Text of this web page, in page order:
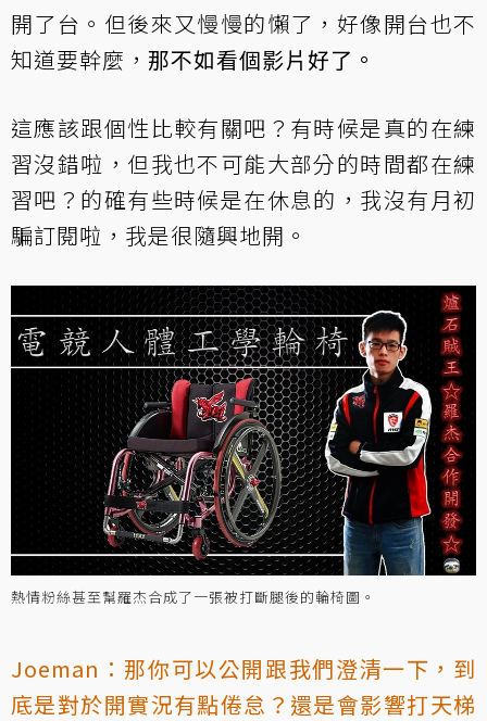
開了台。但後來又慢慢的懶了，好像開台也不
知道要幹麼， 那不如看個影片好了。
這應該跟個性比較有關吧？有時候是真的在練
習沒錯啦，但我也不可能大部分的時間都在練
習吧？的確有些時候是在休息的，我沒有月初
騙訂閱啦，我是很隨興地開。
熱情粉絲甚至幫羅杰合成了一張被打斷腿後的輪椅圖。
Joeman：那你可以公開跟我們澄清一下，到
底是對於開實況有點倦怠？還是會影響打天梯